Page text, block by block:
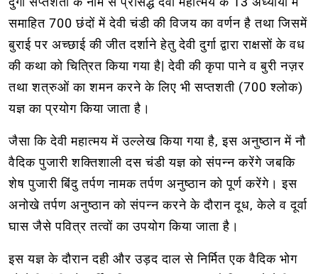
समाहित 700 छंदों में देवी चंडी की विजय का वर्णन है तथा जिसमें
बुराई पर अच्छाई की जीत दर्शाने हेतु देवी दुर्गा द्वारा राक्षसों के वध
की कथा को चित्रित किया गया है| देवी की कृपा पाने व बुरी नज़र
तथा शत्रुओं का शमन करने के लिए भी सप्तशती (700 श्लोक)
यज्ञ का प्रयोग किया जाता है।
जैसा कि देवी महात्मय में उल्लेख किया गया है, इस अनुष्ठान में नौ
वैदिक पुजारी शक्तिशाली दस चंडी यज्ञ को संपन्न करेंगे जबकि
शेष पुजारी बिंदु तर्पण नामक तर्पण अनुष्ठान को पूर्ण करेंगे। इस
अनोखे तर्पण अनुष्ठान को संपन्न करने के दौरान दूध, केले व दूर्वा
घास जैसे पवित्र तत्वों का उपयोग किया जाता है।
इस यज्ञ के दौरान दही और उड़द दाल से निर्मित एक वैदिक भोग